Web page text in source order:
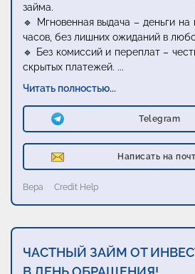
займа.
🔹 Мгновенная выдача – деньги на
часов, без лишних ожиданий в
🔹 Без комиссий и переплат –
скрытых платежей. ...
Читать полностью...
Telegram
Написать на
Вера Credit Help
ЧАСТНЫЙ ЗАЙМ ОТ